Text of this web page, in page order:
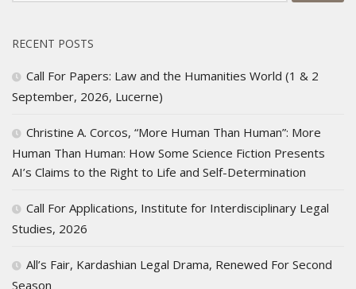
RECENT POSTS
Call For Papers: Law and the Humanities World (1 & 2
September, 2026, Lucerne)
Christine A. Corcos, “More Human Than Human”: More
Human Than Human: How Some Science Fiction Presents
AI’s Claims to the Right to Life and Self-Determination
Call For Applications, Institute for Interdisciplinary Legal
Studies, 2026
All’s Fair, Kardashian Legal Drama, Renewed For Second
Season